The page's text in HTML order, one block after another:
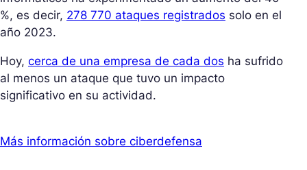
%, es decir, 278 770 ataques registrados solo en el
año 2023.
Hoy, cerca de una empresa de cada dos ha sufrido
al menos un ataque que tuvo un impacto
significativo en su actividad.
Más información sobre ciberdefensa